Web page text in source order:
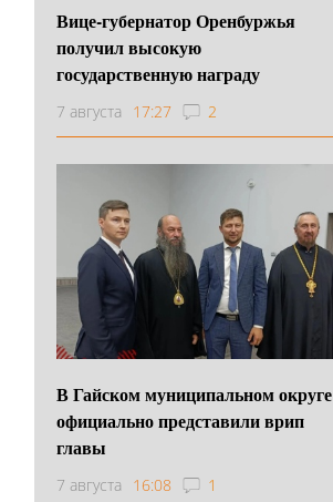
Вице-губернатор Оренбуржья
получил высокую
государственную награду
7 августа 17:27 2
В Гайском муниципальном округе
официально представили врип
главы
7 августа 16:08 1